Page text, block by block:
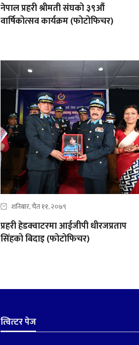
नेपाल प्रहरी श्रीमती संघको ३९औं
वार्षिकोत्सव कार्यक्रम (फोटोफिचर)
शनिबार, चैत ११, २०७९
प्रहरी हेडक्वाटरमा आईजीपी धीरजप्रताप
सिंहको बिदाइ (फोटोफिचर)
त्वित्टर पेज